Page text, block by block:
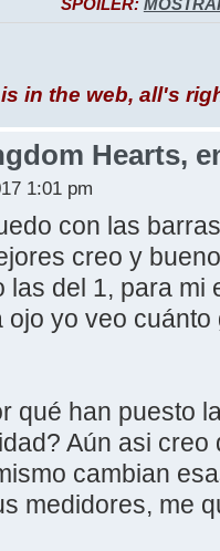
SPOILER:
in the web, all's
Hearts,
1:01 pm
con las
creo y
las del 1, para mi
ojo yo veo
qué han puesto
Aún asi
cambian
medidores, me